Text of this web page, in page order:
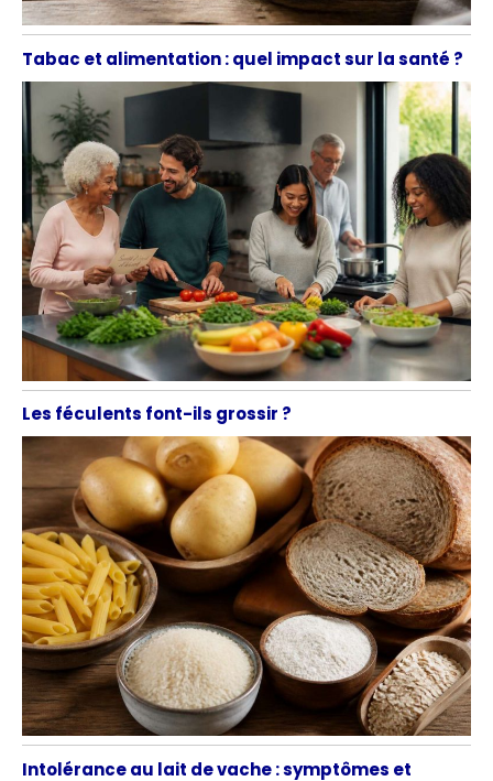
Tabac et alimentation : quel impact sur la santé ?
Les féculents font-ils grossir ?
Intolérance au lait de vache : symptômes et